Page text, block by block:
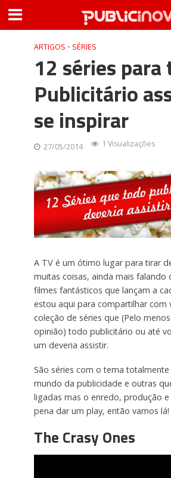
ARTIGOS • SÉRIES
12 séries para
Publicitário
se inspirar
27/05/2014 1 Visualizações
A TV é um ótimo lugar para tirar
muitas coisas, ainda mais falando
filmes fantásticos que lançam a
estou aqui para compartilhar com
coleção de séries que (Pelo
opinião) todo publicitário ou até
um deveria assistir.
São séries com o tema
mundo da publicidade e outras
ligadas mas o enredo, produção
pena dar um play, então vamos lá!
The Crasy Ones